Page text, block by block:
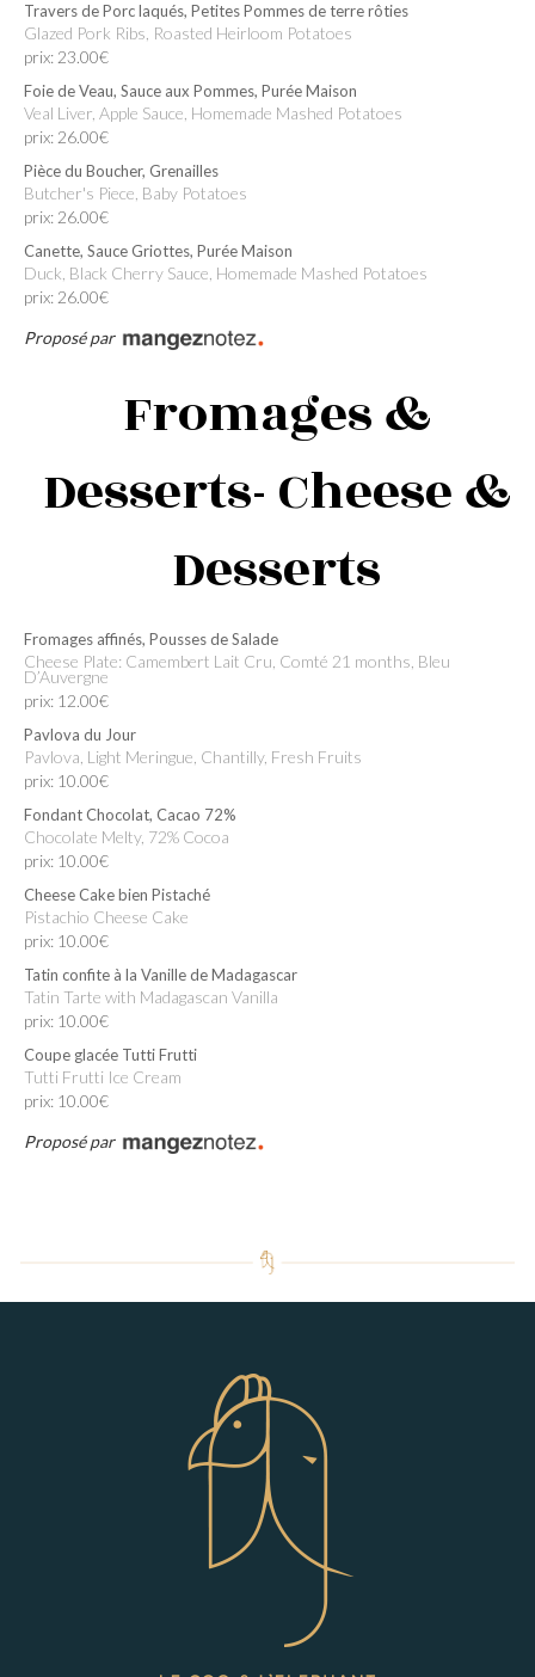
Travers de Porc laqués, Petites Pommes de terre rôties
Glazed Pork Ribs, Roasted Heirloom Potatoes
prix: 23.00€
Foie de Veau, Sauce aux Pommes, Purée Maison
Veal Liver, Apple Sauce, Homemade Mashed Potatoes
prix: 26.00€
Pièce du Boucher, Grenailles
Butcher's Piece, Baby Potatoes
prix: 26.00€
Canette, Sauce Griottes, Purée Maison
Duck, Black Cherry Sauce, Homemade Mashed Potatoes
prix: 26.00€
Proposé par
Fromages &
Desserts- Cheese &
Desserts
Fromages affinés, Pousses de Salade
Cheese Plate: Camembert Lait Cru, Comté 21 months, Bleu
D’Auvergne
prix: 12.00€
Pavlova du Jour
Pavlova, Light Meringue, Chantilly, Fresh Fruits
prix: 10.00€
Fondant Chocolat, Cacao 72%
Chocolate Melty, 72% Cocoa
prix: 10.00€
Cheese Cake bien Pistaché
Pistachio Cheese Cake
prix: 10.00€
Tatin confite à la Vanille de Madagascar
Tatin Tarte with Madagascan Vanilla
prix: 10.00€
Coupe glacée Tutti Frutti
Tutti Frutti Ice Cream
prix: 10.00€
Proposé par